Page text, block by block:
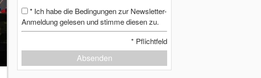
* Ich habe die Bedingungen zur Newsletter-
Anmeldung gelesen und stimme diesen zu.
* Pflichtfeld
Absenden